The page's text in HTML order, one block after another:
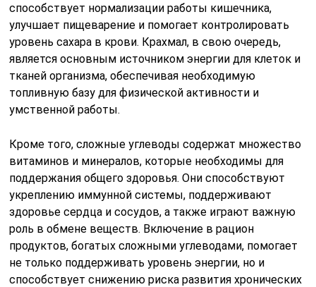
способствует нормализации работы кишечника,
улучшает пищеварение и помогает контролировать
уровень сахара в крови. Крахмал, в свою очередь,
является основным источником энергии для клеток и
тканей организма, обеспечивая необходимую
топливную базу для физической активности и
умственной работы.
Кроме того, сложные углеводы содержат множество
витаминов и минералов, которые необходимы для
поддержания общего здоровья. Они способствуют
укреплению иммунной системы, поддерживают
здоровье сердца и сосудов, а также играют важную
роль в обмене веществ. Включение в рацион
продуктов, богатых сложными углеводами, помогает
не только поддерживать уровень энергии, но и
способствует снижению риска развития хронических